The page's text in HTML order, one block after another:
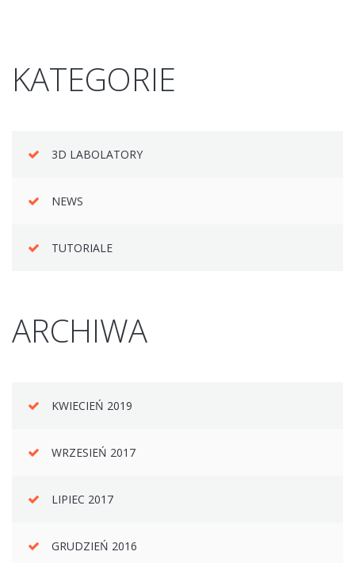
KATEGORIE
3D LABOLATORY
NEWS
TUTORIALE
ARCHIWA
KWIECIEŃ 2019
WRZESIEŃ 2017
LIPIEC 2017
GRUDZIEŃ 2016